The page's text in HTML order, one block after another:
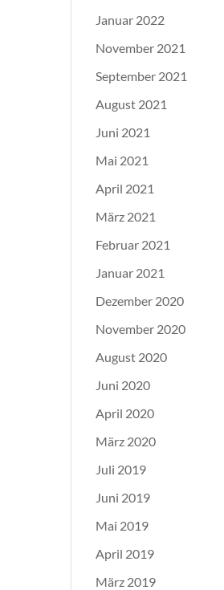
Januar 2022
November 2021
September 2021
August 2021
Juni 2021
Mai 2021
April 2021
März 2021
Februar 2021
Januar 2021
Dezember 2020
November 2020
August 2020
Juni 2020
April 2020
März 2020
Juli 2019
Juni 2019
Mai 2019
April 2019
März 2019